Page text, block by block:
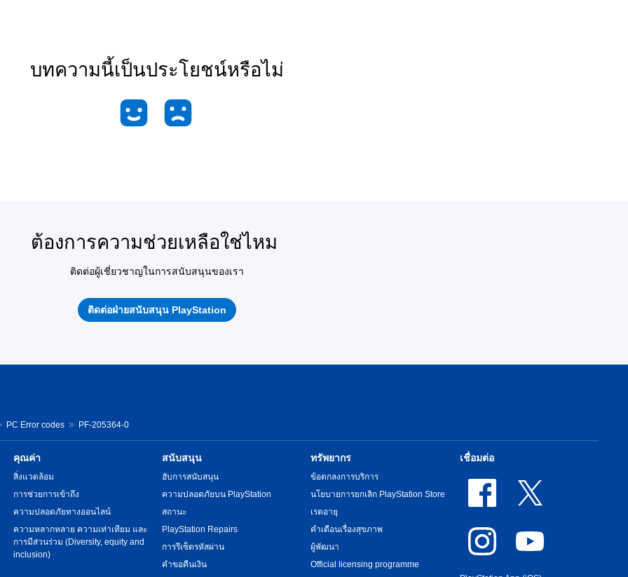
บทความนี้เป็นประโยชน์หรือไม่
ต้องการความช่วยเหลือใช่ไหม
ติดต่อผู้เชี่ยวชาญในการสนับสนุนของเรา
ติดต่อฝ่ายสนับสนุน PlayStation
PC Error codes PF-205364-0
คุณค่า
สิ่งแวดล้อม
การช่วยการเข้าถึง
ความปลอดภัยทางออนไลน์
ความหลากหลาย ความเท่าเทียม และ
การมีส่วนร่วม (Diversity, equity and
inclusion)
สนับสนุน
ฮับการสนับสนุน
ความปลอดภัยบน PlayStation
สถานะ
PlayStation Repairs
การรีเซ็ตรหัสผ่าน
คำขอคืนเงิน
ทรัพยากร
ข้อตกลงการบริการ
นโยบายการยกเลิก PlayStation Store
เรตอายุ
คำเตือนเรื่องสุขภาพ
ผู้พัฒนา
Official licensing programme
เชื่อมต่อ